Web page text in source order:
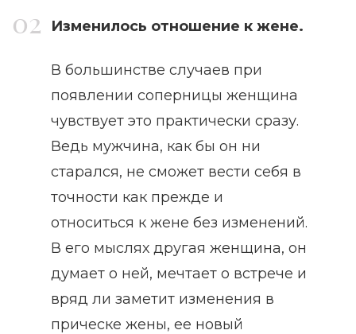
Изменилось отношение к жене.
В большинстве случаев при
появлении соперницы женщина
чувствует это практически сразу.
Ведь мужчина, как бы он ни
старался, не сможет вести себя в
точности как прежде и
относиться к жене без изменений.
В его мыслях другая женщина, он
думает о ней, мечтает о встрече и
вряд ли заметит изменения в
прическе жены, ее новый